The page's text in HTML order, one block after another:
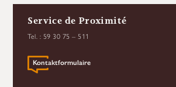
Service de Proximité
Tel. : 59 30 75 – 511
Kontaktformulaire